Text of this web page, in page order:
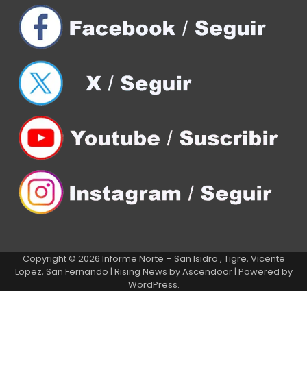
Copyright © 2026 Informe Norte – San Isidro , Tigre, Vicente
Lopez, San Fernando | Rising News byAscendoor| Powered by
WordPress.